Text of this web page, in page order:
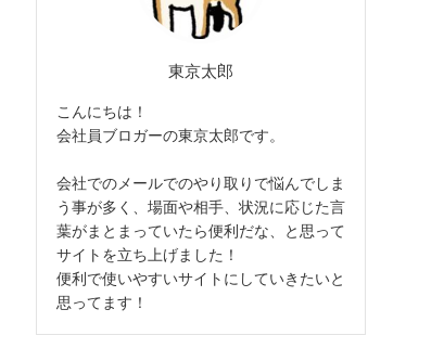
東京太郎
こんにちは！
会社員ブロガーの東京太郎です。
会社でのメールでのやり取りで悩んでしま
う事が多く、場面や相手、状況に応じた言
葉がまとまっていたら便利だな、と思って
サイトを立ち上げました！
便利で使いやすいサイトにしていきたいと
思ってます！